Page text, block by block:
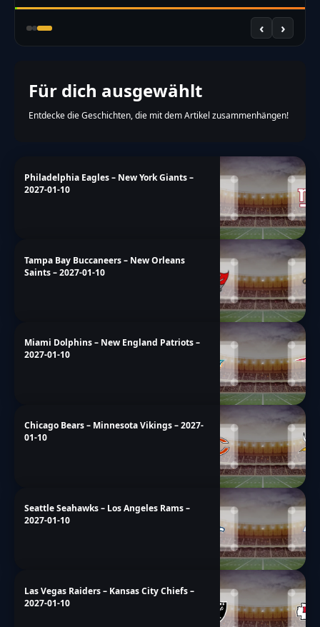
‹ ›
Für dich ausgewählt
Entdecke die Geschichten, die mit dem Artikel zusammenhängen!
Philadelphia Eagles – New York Giants –
2027-01-10
Tampa Bay Buccaneers – New Orleans
Saints – 2027-01-10
Miami Dolphins – New England Patriots –
2027-01-10
Chicago Bears – Minnesota Vikings – 2027-
01-10
Seattle Seahawks – Los Angeles Rams –
2027-01-10
Las Vegas Raiders – Kansas City Chiefs –
2027-01-10